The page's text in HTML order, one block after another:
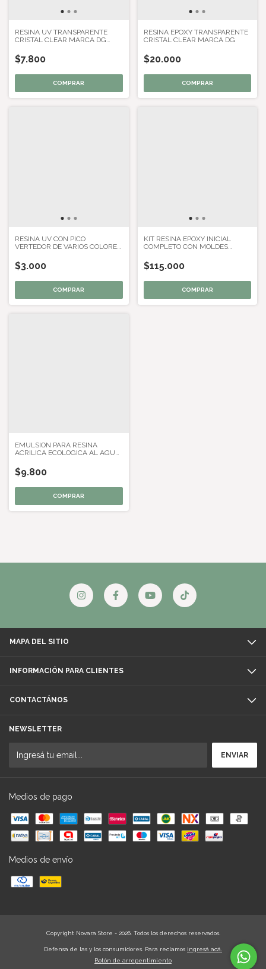
RESINA UV TRANSPARENTE
CRISTAL CLEAR MARCA DG
$7.800
COMPRAR
RESINA EPOXY TRANSPARENTE
CRISTAL CLEAR MARCA DG
$20.000
COMPRAR
RESINA UV CON PICO
VERTEDOR DE VARIOS COLORES
$3.000
COMPRAR
KIT RESINA EPOXY INICIAL
COMPLETO CON MOLDES
$115.000
EMULSION PARA RESINA
ACRILICA ECOLOGICA AL AGUA
$9.800
MAPA DEL SITIO
INFORMACIÓN PARA CLIENTES
CONTACTÁNOS
NEWSLETTER
Medios de pago
Medios de envío
Copyright Novara Store - 2026. Todos los derechos reservados.
Defensa de las y los consumidores. Para reclamos ingresá acá.
Botón de arrepentimiento